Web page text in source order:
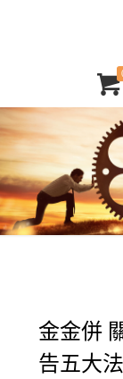
金金併
告五大